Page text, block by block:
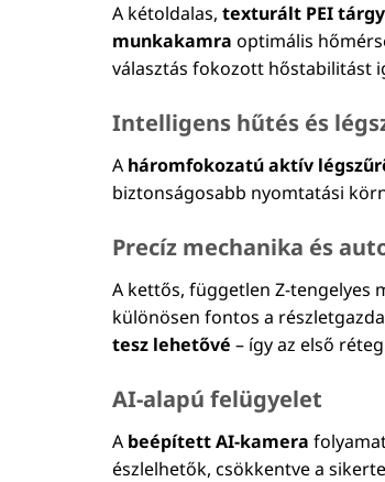
A kétoldalas, texturált PEI
munkakamra optimális
választás fokozott hőstabilitást
Intelligens hűtés és
A háromfokozatú aktív
biztonságosabb nyomtatási
Precíz mechanika és
A kettős, független Z-tengelyes
különösen fontos a
tesz lehetővé – így az első
AI-alapú felügyelet
A beépített AI-kamera
észlelhetők, csökkentve a